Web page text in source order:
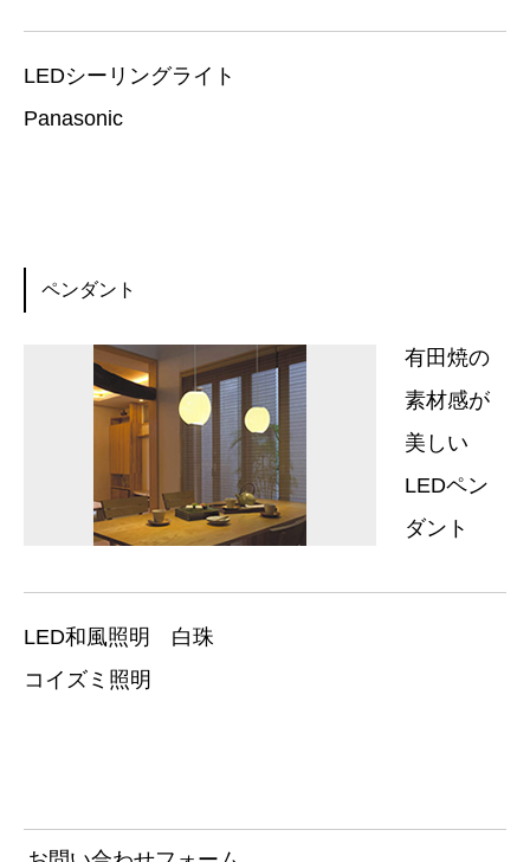
LEDシーリングライト
Panasonic
ペンダント
有田焼の
素材感が
美しい
LEDペン
ダント
LED和風照明 白珠
コイズミ照明